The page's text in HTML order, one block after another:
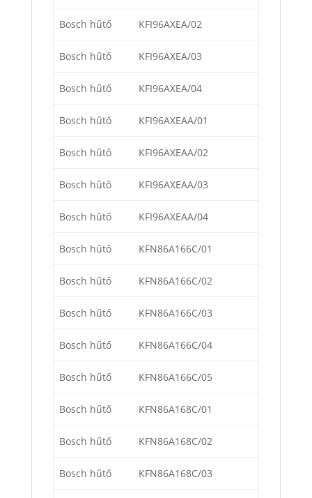
Bosch hűtő KFI96AXEA/02
Bosch hűtő KFI96AXEA/03
Bosch hűtő KFI96AXEA/04
Bosch hűtő KFI96AXEAA/01
Bosch hűtő KFI96AXEAA/02
Bosch hűtő KFI96AXEAA/03
Bosch hűtő KFI96AXEAA/04
Bosch hűtő KFN86A166C/01
Bosch hűtő KFN86A166C/02
Bosch hűtő KFN86A166C/03
Bosch hűtő KFN86A166C/04
Bosch hűtő KFN86A166C/05
Bosch hűtő KFN86A168C/01
Bosch hűtő KFN86A168C/02
Bosch hűtő KFN86A168C/03